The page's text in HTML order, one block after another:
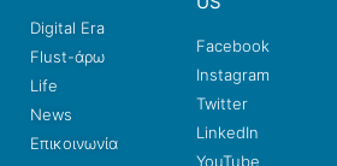
Digital Era
Flust-άρω
Life
News
Επικοινωνία
Facebook
Instagram
Twitter
LinkedIn
YouTube